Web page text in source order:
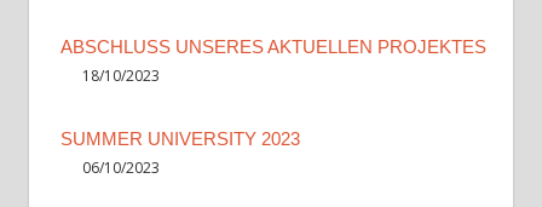
ABSCHLUSS UNSERES AKTUELLEN PROJEKTES
18/10/2023
SUMMER UNIVERSITY 2023
06/10/2023